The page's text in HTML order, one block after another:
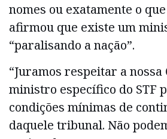
nomes ou exatamente o
afirmou que existe um
“paralisando a nação”.
“Juramos respeitar a nossa
ministro específico do STF
condições mínimas de
daquele tribunal. Não